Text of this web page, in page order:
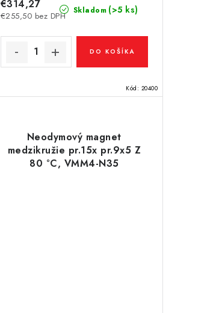
Skladom (>5 ks)
€255,50 bez DPH
€314,27
DO KOŠÍKA
Kód: 20400
Neodymový magnet
medzikružie pr.15x pr.9x5 Z
80 °C, VMM4-N35